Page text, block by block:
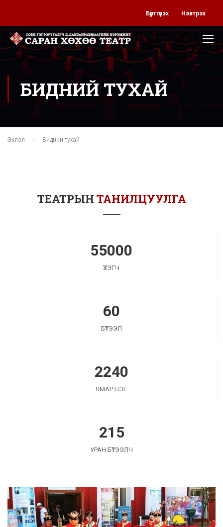
Бүртгүүлэх Нэвтрэх
БИДНИЙ ТУХАЙ
Эхлэл Бидний тухай
ТЕАТРЫН ТАНИЛЦУУЛГА
55000
ҮЗЭГЧ
60
БҮТЭЭЛ
2240
ЯМАР НЭГ
215
УРАН БҮТЭЭЛЧ